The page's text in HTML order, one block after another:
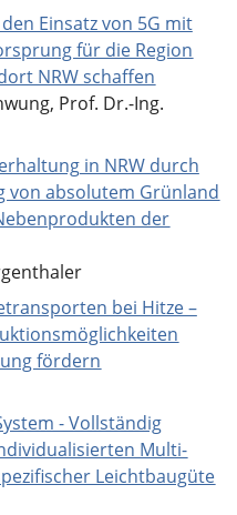
Einsatz von 5G mit
für die Region
NRW schaffen
Prof. Dr.-Ing.
in NRW durch
von absolutem Grünland
der
bei Hitze –
fördern
- Vollständig
Multi-
Leichtbaugüte